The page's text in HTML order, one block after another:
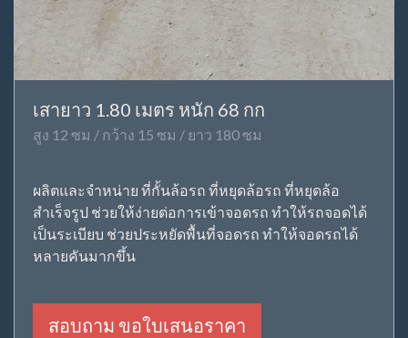
เสายาว 1.80 เมตร หนัก 68 กก
สูง 12 ซม / กว้าง 15 ซม / ยาว 180 ซม
ผลิตและจำหน่าย ที่กั้นล้อรถ ที่หยุดล้อรถ ที่หยุดล้อ
สำเร็จรูป ช่วยให้ง่ายต่อการเข้าจอดรถ ทำให้รถจอดได้
เป็นระเบียบ ช่วยประหยัดพื้นที่จอดรถ ทำให้จอดรถได้
หลายคันมากขึ้น
สอบถาม ขอใบเสนอราคา